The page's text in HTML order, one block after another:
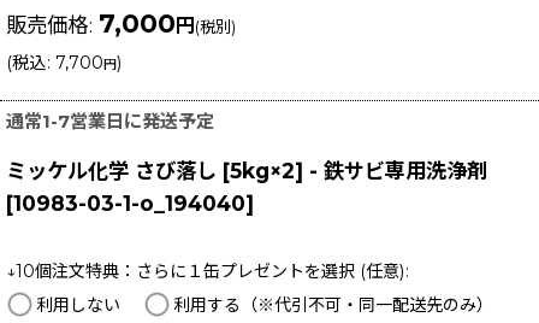
販売価格: 7,000円(税別)
(税込: 7,700円)
通常1-7営業日に発送予定
ミッケル化学 さび落し [5kg×2] - 鉄サビ専用洗浄剤
[10983-03-1-o_194040]
↓10個注文特典：さらに１缶プレゼントを選択 (任意):
利用しない
利用する（※代引不可・同一配送先のみ）